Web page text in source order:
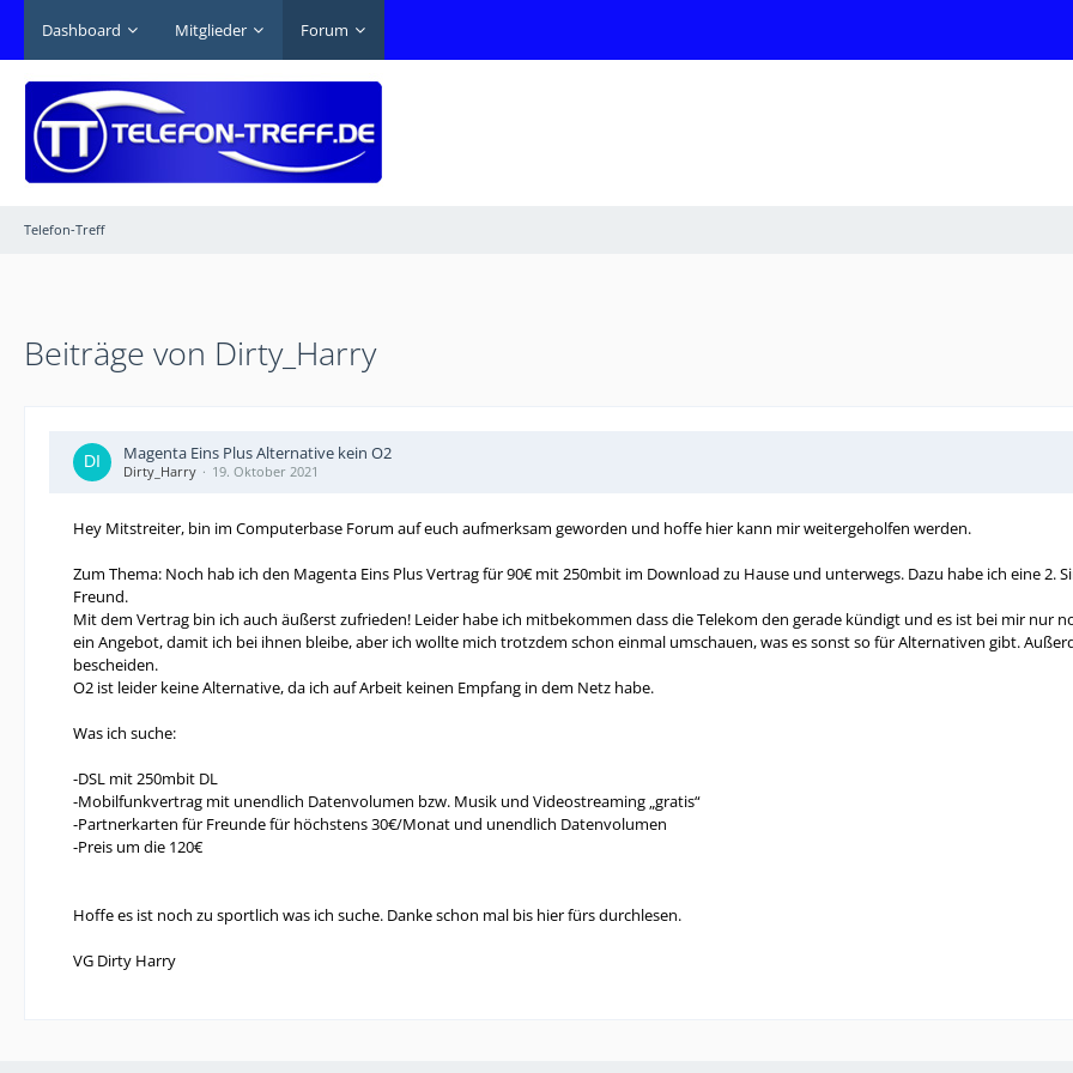
Dashboard Mitglieder Forum
Telefon-Treff
Beiträge von Dirty_Harry
Magenta Eins Plus Alternative kein O2
Dirty_Harry 19. Oktober 2021
Hey Mitstreiter, bin im Computerbase Forum auf euch aufmerksam geworden und hoffe hier kann mir weitergeholfen werden.
Zum Thema: Noch hab ich den Magenta Eins Plus Vertrag für 90€ mit 250mbit im Download zu Hause und unterwegs. Dazu habe ich eine
Freund.
Mit dem Vertrag bin ich auch äußerst zufrieden! Leider habe ich mitbekommen dass die Telekom den gerade kündigt und es ist bei mir nur
ein Angebot, damit ich bei ihnen bleibe, aber ich wollte mich trotzdem schon einmal umschauen, was es sonst so für Alternativen gibt.
bescheiden.
O2 ist leider keine Alternative, da ich auf Arbeit keinen Empfang in dem Netz habe.
Was ich suche:
-DSL mit 250mbit DL
-Mobilfunkvertrag mit unendlich Datenvolumen bzw. Musik und Videostreaming „gratis“
-Partnerkarten für Freunde für höchstens 30€/Monat und unendlich Datenvolumen
-Preis um die 120€
Hoffe es ist noch zu sportlich was ich suche. Danke schon mal bis hier fürs durchlesen.
VG Dirty Harry